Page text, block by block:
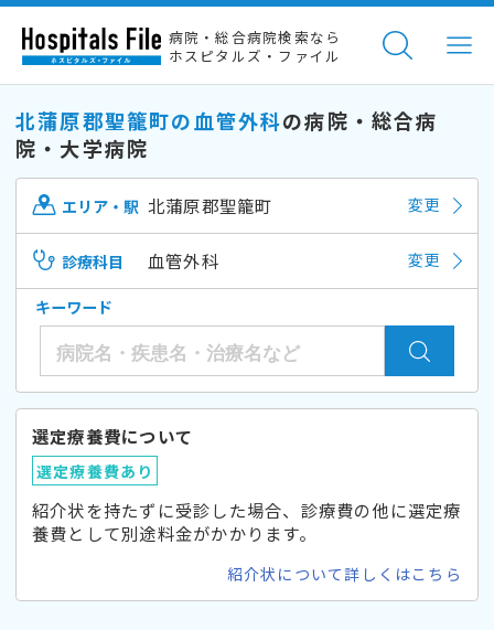
病院・総合病院検索なら
ホスピタルズ・ファイル
北蒲原郡聖籠町の血管外科の病院・総合病
院・大学病院
エリア・駅 北蒲原郡聖籠町 変更
診療科目 血管外科 変更
キーワード
選定療養費について
選定療養費あり
紹介状を持たずに受診した場合、診療費の他に選定療
養費として別途料金がかかります。
紹介状について詳しくはこちら